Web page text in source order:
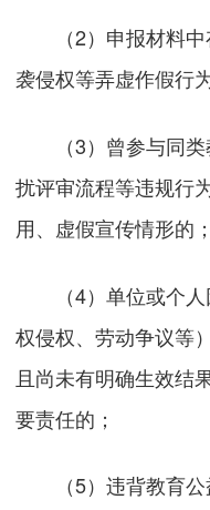
（2）申报材料中
袭侵权等弄虚作假行
（3）曾参与同类
扰评审流程等违规行
用、虚假宣传情形的；
（4）单位或个人
权侵权、劳动争议等
且尚未有明确生效结
要责任的；
（5）违背教育公